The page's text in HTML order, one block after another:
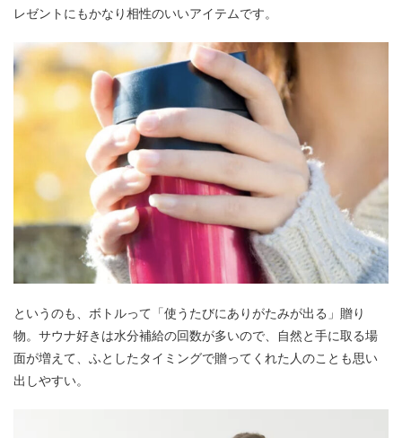
レゼントにもかなり相性のいいアイテムです。
というのも、ボトルって「使うたびにありがたみが出る」贈り
物。サウナ好きは水分補給の回数が多いので、自然と手に取る場
面が増えて、ふとしたタイミングで贈ってくれた人のことも思い
出しやすい。